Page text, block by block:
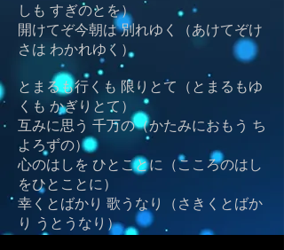
しも すぎのとを）
開けてぞ今朝は 別れゆく（あけてぞけ
さは わかれゆく）
とまるも行くも 限りとて（とまるもゆ
くも かぎりとて）
互みに思う 千万の（かたみにおもう ち
よろずの）
心のはしを ひとことに（こころのはし
をひとことに）
幸くとばかり 歌うなり（さきくとばか
り うとうなり）